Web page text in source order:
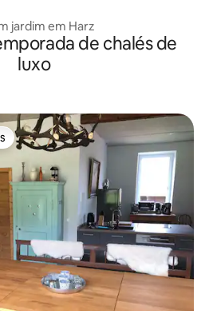
jardim em Harz
de chalés de
luxo